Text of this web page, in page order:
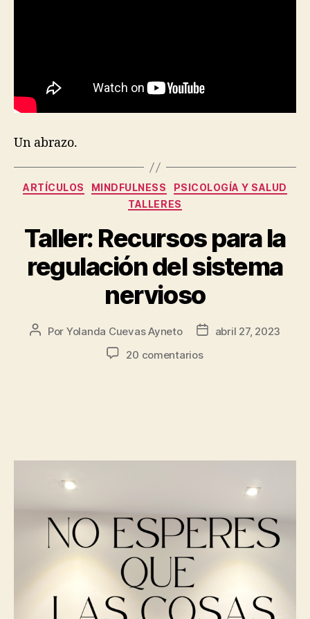
Un abrazo.
ARTÍCULOS MINDFULNESS
PSICOLOGÍA Y SALUD
TALLERES
Taller: Recursos para la
regulación del sistema
nervioso
Por Yolanda Cuevas Ayneto
abril 27, 2023
20 comentarios